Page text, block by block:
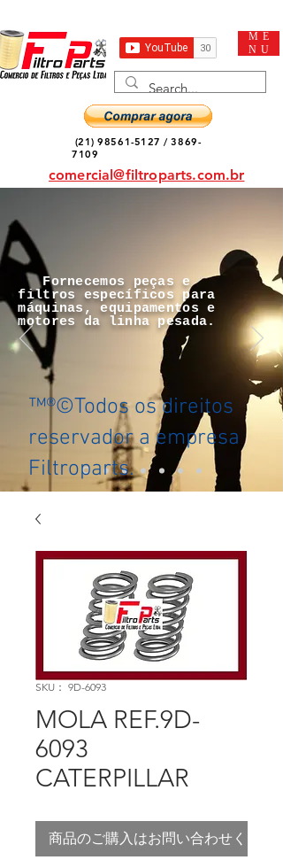
ME
NU
(21) 98561-5127 /3869-
7109
comercial@filtroparts.com.br
Fornecemos peças e
filtros específicos para
máquinas, equipamentos e
motores da linha pesada.
™®©Todos os direitos
reservador a empresa
Filtroparts.
SKU： 9D-6093
MOLA REF.9D-
6093
CATERPILLAR
商品のご購入はお問い合わせください